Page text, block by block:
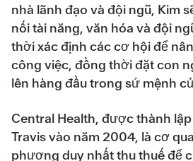
nhà lãnh đạo và đội ngũ, Kim
nối tài năng, văn hóa và đội
thời xác định các cơ hội để
công việc, đồng thời đặt con
lên hàng đầu trong sứ mệnh
Central Health, được thành
Travis vào năm 2004, là cơ
phương duy nhất thu thuế để